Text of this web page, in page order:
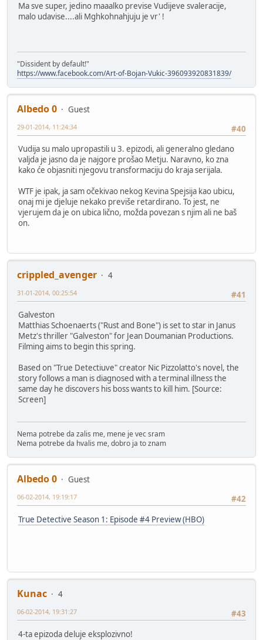
Ma sve super, jedino maaalko previse Vudijeve svaleracije,
malo udavise....ali Mghkohnahjuju je vr' !
"Dissident by default!"
https://www.facebook.com/Art-of-Bojan-Vukic-396093920831839/
Albedo 0
Guest
#40
29-01-2014, 11:24:34
Vudija su malo upropastili u 3. epizodi, ali generalno gledano
valjda je jasno da je najgore prošao Metju. Naravno, ko zna
kako će objasniti njegovu transformaciju do kraja serijala.
WTF je ipak, ja sam očekivao nekog Kevina Spejsija kao ubicu,
onaj mi je djeluje nekako previše retardirano. To jest, ne
vjerujem da je on ubica lično, možda povezan s njim ali ne baš
on.
crippled_avenger
4
#41
31-01-2014, 00:25:54
Galveston
Matthias Schoenaerts ("Rust and Bone") is set to star in Janus
Metz's thriller "Galveston" for Jean Doumanian Productions.
Filming aims to begin this spring.
Based on "True Detectiuve" creator Nic Pizzolatto's novel, the
story follows a man is diagnosed with a terminal illness the
same day he discovers his boss wants to kill him. [Source:
Screen]
Nema potrebe da zalis me, mene je vec sram
Nema potrebe da hvalis me, dobro ja to znam
Albedo 0
Guest
#42
06-02-2014, 19:19:17
True Detective Season 1: Episode #4 Preview (HBO)
Kunac
4
#43
06-02-2014, 19:31:27
4-ta epizoda deluje eksplozivno!